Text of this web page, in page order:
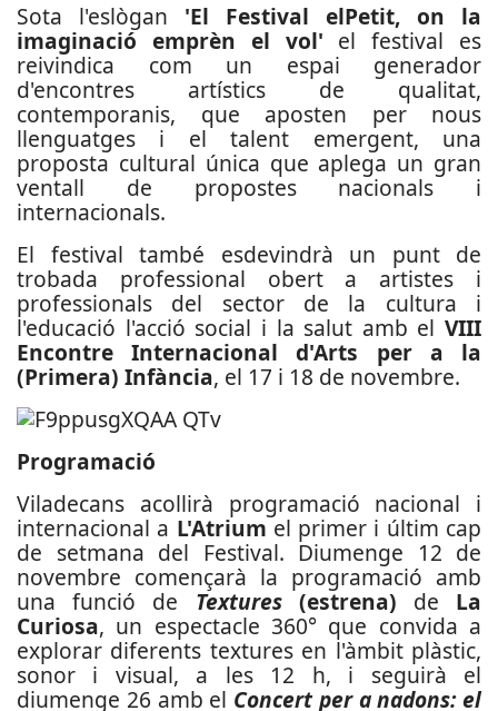
Sota l'eslògan 'El Festival elPetit, on la
imaginació emprèn el vol' el festival es
reivindica com un espai generador
d'encontres artístics de qualitat,
contemporanis, que aposten per nous
llenguatges i el talent emergent, una
proposta cultural única que aplega un gran
ventall de propostes nacionals i
internacionals.
El festival també esdevindrà un punt de
trobada professional obert a artistes i
professionals del sector de la cultura i
l'educació l'acció social i la salut amb el VIII
Encontre Internacional d'Arts per a la
(Primera) Infància, el 17 i 18 de novembre.
Programació
Viladecans acollirà programació nacional i
internacional a L'Atrium el primer i últim cap
de setmana del Festival. Diumenge 12 de
novembre començarà la programació amb
una funció de Textures (estrena) de La
Curiosa, un espectacle 360° que convida a
explorar diferents textures en l'àmbit plàstic,
sonor i visual, a les 12 h, i seguirà el
diumenge 26 amb el Concert per a nadons: el